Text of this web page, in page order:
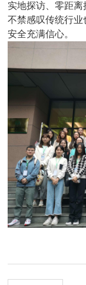
实地探访、零距
不禁感叹传统行
安全充满信心。